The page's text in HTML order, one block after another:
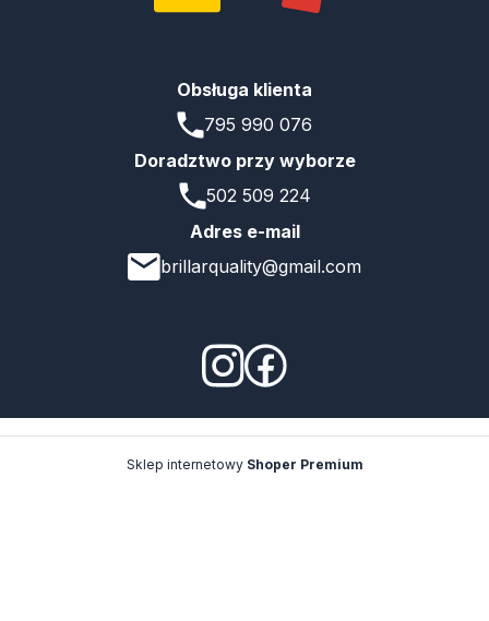
Obsługa klienta
795 990 076
Doradztwo przy wyborze
502 509 224
Adres e-mail
brillarquality@gmail.com
Sklep internetowy Shoper Premium